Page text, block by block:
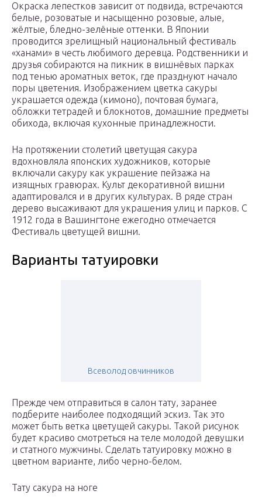
Окраска лепестков зависит от подвида, встречаются
белые, розоватые и насыщенно розовые, алые,
жёлтые, бледно-зелёные оттенки. В Японии
проводится зрелищный национальный фестиваль
«ханами» в честь любимого деревца. Родственники и
друзья собираются на пикник в вишнёвых парках
под тенью ароматных веток, где празднуют начало
поры цветения. Изображением цветка сакуры
украшается одежда (кимоно), почтовая бумага,
обложки тетрадей и блокнотов, домашние предметы
обихода, включая кухонные принадлежности.
На протяжении столетий цветущая сакура
вдохновляла японских художников, которые
включали сакуру как украшение пейзажа на
изящных гравюрах. Культ декоративной вишни
адаптировался и в других культурах. В ряде стран
дерево высаживают для украшения улиц и парков. С
1912 года в Вашингтоне ежегодно отмечается
Фестиваль цветущей вишни.
Варианты татуировки
Всеволод овчинников
Прежде чем отправиться в салон тату, заранее
подберите наиболее подходящий эскиз. Так это
может быть ветка цветущей сакуры. Такой рисунок
будет красиво смотреться на теле молодой девушки
и статного мужчины. Сделать татуировку можно в
цветном варианте, либо черно-белом.
Тату сакура на ноге